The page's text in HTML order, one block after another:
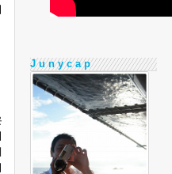
J u n y c a p